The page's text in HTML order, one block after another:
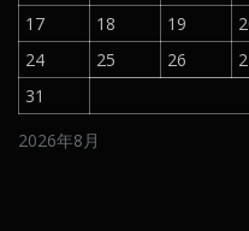
2026年8月
17
18 19
24
25 26
31